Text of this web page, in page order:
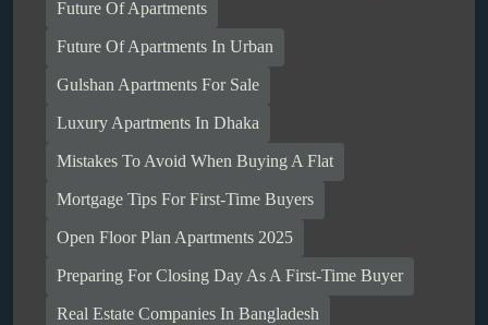
Future Of Apartments
Future Of Apartments In Urban
Gulshan Apartments For Sale
Luxury Apartments In Dhaka
Mistakes To Avoid When Buying A Flat
Mortgage Tips For First-Time Buyers
Open Floor Plan Apartments 2025
Preparing For Closing Day As A First-Time Buyer
Real Estate Companies In Bangladesh